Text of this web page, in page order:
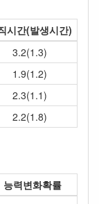
시간(발생시간)
3.2(1.3)
1.9(1.2)
2.3(1.1)
2.2(1.8)
능력변화확률